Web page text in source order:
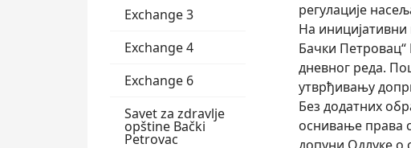
Exchange 3
Exchange 4
Exchange 6
Savet za zdravlje
opštine Bački
Petrovac
регулације
На
Бачки
дневног реда.
утврђивању
Без додатних
оснивање права